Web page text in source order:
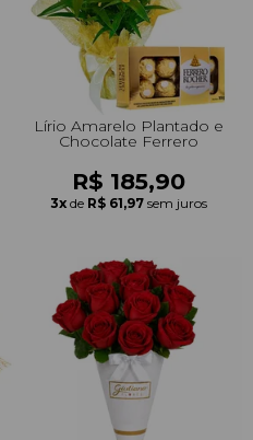
Lírio Amarelo Plantado e
Chocolate Ferrero
R$ 185,90
3x de R$ 61,97 sem juros